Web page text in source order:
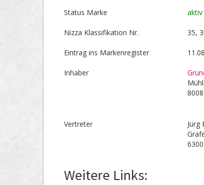
Status Marke aktiv
Nizza Klassifikation Nr. 35,
Eintrag ins Markenregister
Inhaber
Vertreter
Jürg
Weitere Links: